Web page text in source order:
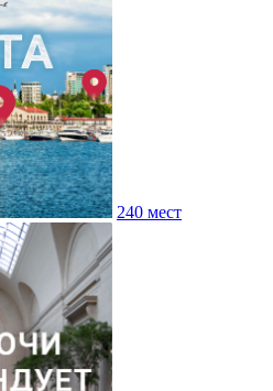
240 мест